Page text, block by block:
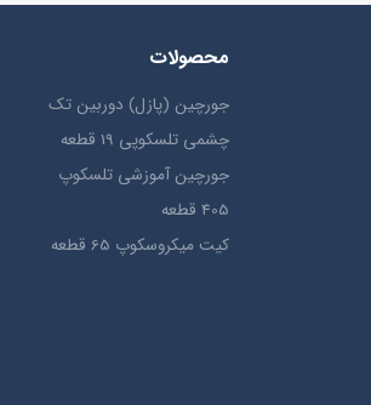
محصولات
جورچین (پازل) دوربین تک
چشمی تلسکوپی 19 قطعه
جورچین آموزشی تلسکوپ
405 قطعه
کیت میکروسکوپ 65 قطعه